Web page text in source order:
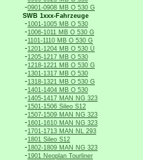
-0901-0908 MB O 530 G
SWB 1xxx-Fahrzeuge
-1001-1005 MB O 530
-1006-1011 MB O 530 G
-1101-1110 MB O 530 G
-1201-1204 MB O 530 Ü
-1205-1217 MB O 530
-1218-1221 MB O 530 G
-1301-1317 MB O 530
-1318-1321 MB O 530 G
-1401-1404 MB O 530
-1405-1417 MAN NG 323
-1501-1506 Sileo S12
-1507-1509 MAN NG 323
-1601-1610 MAN NG 323
-1701-1713 MAN NL 293
-1801 Sileo S12
-1802-1809 MAN NG 323
-1901 Neoplan Tourliner